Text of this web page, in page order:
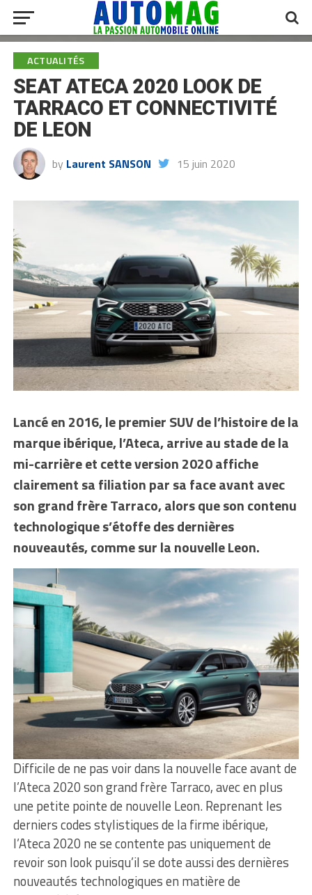
ACTUALITÉS
SEAT ATECA 2020 LOOK DE
TARRACO ET CONNECTIVITÉ
DE LEON
by Laurent SANSON 15 juin 2020
Lancé en 2016, le premier SUV de l’histoire de la
marque ibérique, l’Ateca, arrive au stade de la
mi-carrière et cette version 2020 affiche
clairement sa filiation par sa face avant avec
son grand frère Tarraco, alors que son contenu
technologique s’étoffe des dernières
nouveautés, comme sur la nouvelle Leon.
Difficile de ne pas voir dans la nouvelle face avant de
l’Ateca 2020 son grand frère Tarraco, avec en plus
une petite pointe de nouvelle Leon. Reprenant les
derniers codes stylistiques de la firme ibérique,
l’Ateca 2020 ne se contente pas uniquement de
revoir son look puisqu’il se dote aussi des dernières
nouveautés technologiques en matière de